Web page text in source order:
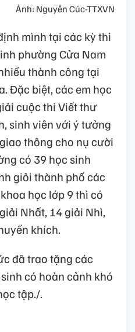
Ảnh: Nguyễn Cúc-TTXVN
mình tại các kỳ thi
phường Cửa Nam
thành công tại
Đặc biệt, các em học
cuộc thi Viết thư
sinh viên với ý tưởng
thông cho nụ cười
có 39 học sinh
giỏi thành phố các
học lớp 9 thì có
Nhất, 14 giải Nhì,
khích.
đã trao tặng các
có hoàn cảnh khó
tập./.